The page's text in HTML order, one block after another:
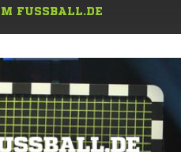
FUSSBALL.DE